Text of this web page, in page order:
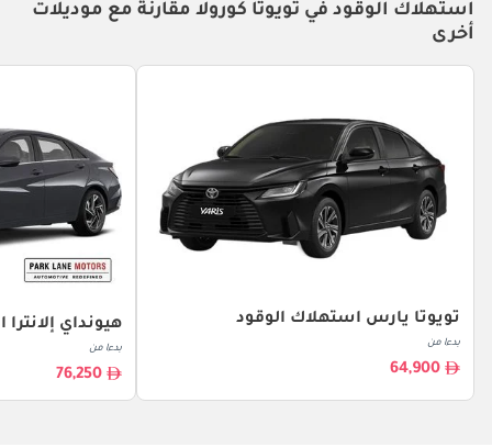
استهلاك الوقود في تويوتا كورولا مقارنةً مع موديلات
أخرى
تويوتا يارس استهلاك الوقود
بدءا من
64,900
هيونداي
بدءا من
76,250